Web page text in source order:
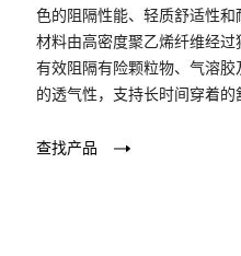
色的阻隔性能、轻质舒适性
材料由高密度聚乙烯纤维经
有效阻隔有险颗粒物、气溶
的透气性，支持长时间穿着的
查找产品